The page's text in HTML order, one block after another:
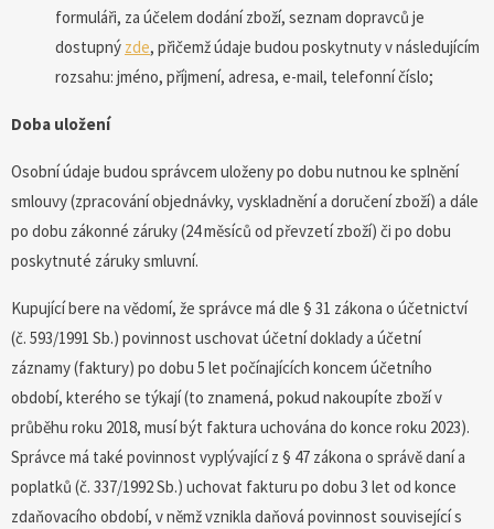
formuláři, za účelem dodání zboží, seznam dopravců je
dostupný zde, přičemž údaje budou poskytnuty v následujícím
rozsahu: jméno, příjmení, adresa, e-mail, telefonní číslo;
Doba uložení
Osobní údaje budou správcem uloženy po dobu nutnou ke splnění
smlouvy (zpracování objednávky, vyskladnění a doručení zboží) a dále
po dobu zákonné záruky (24 měsíců od převzetí zboží) či po dobu
poskytnuté záruky smluvní.
Kupující bere na vědomí, že správce má dle § 31 zákona o účetnictví
(č. 593/1991 Sb.) povinnost uschovat účetní doklady a účetní
záznamy (faktury) po dobu 5 let počínajících koncem účetního
období, kterého se týkají (to znamená, pokud nakoupíte zboží v
průběhu roku 2018, musí být faktura uchována do konce roku 2023).
Správce má také povinnost vyplývající z § 47 zákona o správě daní a
poplatků (č. 337/1992 Sb.) uchovat fakturu po dobu 3 let od konce
zdaňovacího období, v němž vznikla daňová povinnost související s